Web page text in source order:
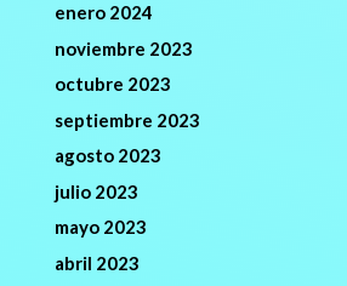
enero 2024
noviembre 2023
octubre 2023
septiembre 2023
agosto 2023
julio 2023
mayo 2023
abril 2023